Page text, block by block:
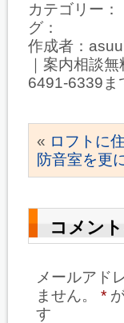
カテゴリー：
グ：
作成者：
｜案内相談無
6491-6339ま
« ロフトに
防音室を更
コメン
メールアド
ません。
*
す